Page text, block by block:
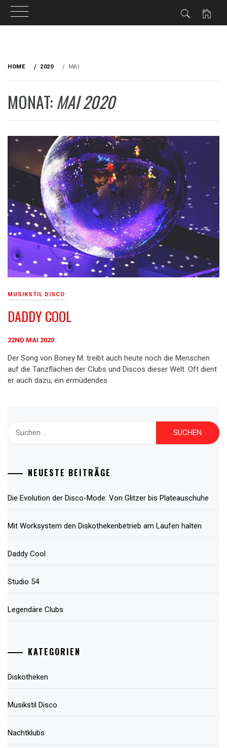
HOME 2020 MAI
MONAT:MAI 2020
MUSIKSTIL DISCO
DADDY COOL
22ND MAI 2020
Der Song von Boney M. treibt auch heute noch die Menschen
auf die Tanzflächen der Clubs und Discos dieser Welt. Oft dient
er auch dazu, ein ermüdendes
NEUESTE BEITRÄGE
Die Evolution der Disco-Mode: Von Glitzer bis Plateauschuhe
Mit Worksystem den Diskothekenbetrieb am Laufen halten
Daddy Cool
Studio 54
Legendäre Clubs
KATEGORIEN
Diskotheken
Musikstil Disco
Nachtklubs